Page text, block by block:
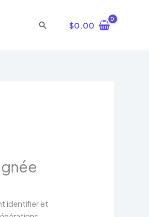
Rechercher
$0.00
identifier et